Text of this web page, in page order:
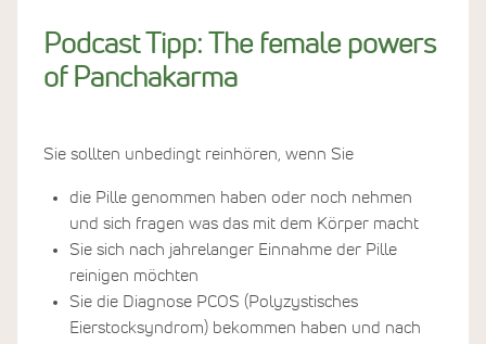
Podcast Tipp: The female powers
of Panchakarma
Sie sollten unbedingt reinhören, wenn Sie
die Pille genommen haben oder noch nehmen
und sich fragen was das mit dem Körper macht
Sie sich nach jahrelanger Einnahme der Pille
reinigen möchten
Sie die Diagnose PCOS (Polyzystisches
Eierstocksyndrom) bekommen haben und nach